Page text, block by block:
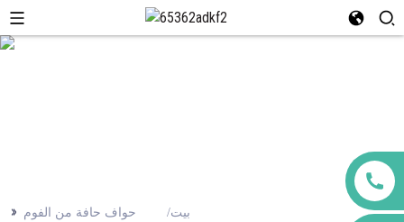
>> بيت حواف حافة من الفوم